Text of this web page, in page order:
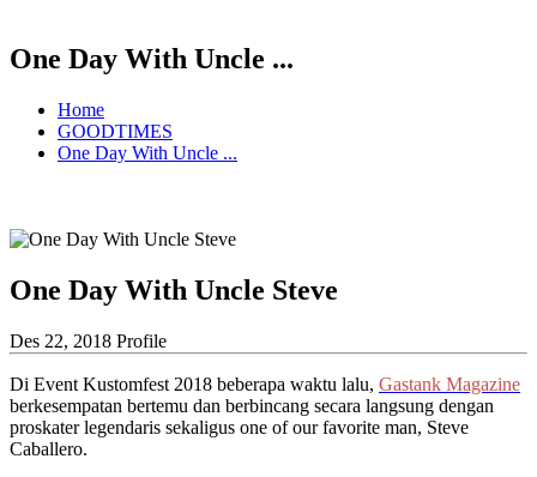
One Day With Uncle ...
Home
GOODTIMES
One Day With Uncle ...
One Day With Uncle Steve
Des 22, 2018 Profile
Di Event Kustomfest 2018 beberapa waktu lalu, Gastank Magazine
berkesempatan bertemu dan berbincang secara langsung dengan
proskater legendaris sekaligus one of our favorite man, Steve
Caballero.